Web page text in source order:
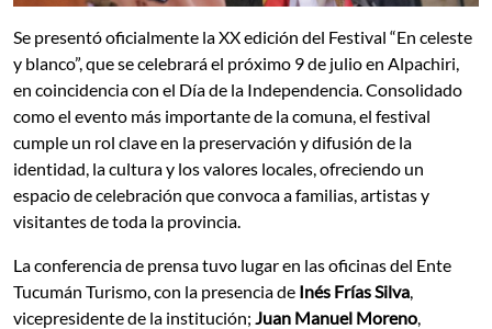
Se presentó oficialmente la XX edición del Festival “En celeste
y blanco”, que se celebrará el próximo 9 de julio en Alpachiri,
en coincidencia con el Día de la Independencia. Consolidado
como el evento más importante de la comuna, el festival
cumple un rol clave en la preservación y difusión de la
identidad, la cultura y los valores locales, ofreciendo un
espacio de celebración que convoca a familias, artistas y
visitantes de toda la provincia.
La conferencia de prensa tuvo lugar en las oficinas del Ente
Tucumán Turismo, con la presencia de Inés Frías Silva
vicepresidente de la institución; Juan Manuel Moreno